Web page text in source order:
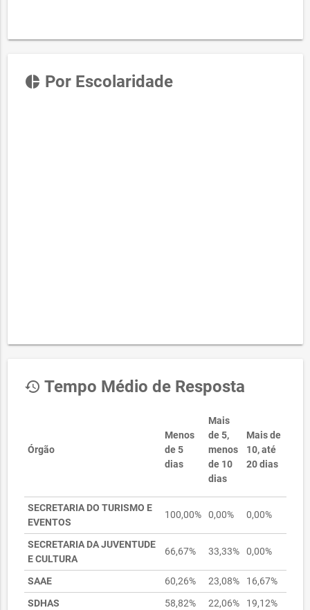
pie_chart Por Escolaridade
history Tempo Médio de Resposta
Órgão
Menos
de 5
dias
Mais
de 5,
menos
de 10
dias
Mais de
10, até
20 dias
SECRETARIA DO TURISMO E
EVENTOS
100,00% 0,00% 0,00%
SECRETARIA DA JUVENTUDE
E CULTURA
66,67% 33,33% 0,00%
SAAE 60,26% 23,08%
16,67%
SDHAS
58,82% 22,06%
19,12%